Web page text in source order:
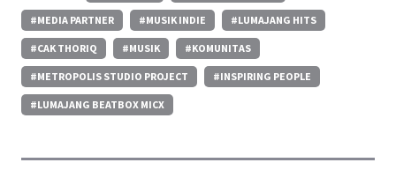
#MEDIA PARTNER #MUSIK INDIE #LUMAJANG HITS
#CAK THORIQ #MUSIK #KOMUNITAS
#METROPOLIS STUDIO PROJECT #INSPIRING PEOPLE
#LUMAJANG BEATBOX MICX